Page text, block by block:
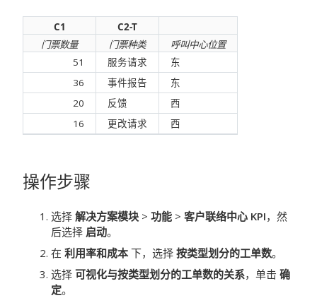
C1
C2-T
门票数量
门票种类
呼叫中心位置
51
服务请求
东
36
事件报告
东
20
反馈
西
16
更改请求 西
操作步骤
选择 解决方案模块 > 功能 > 客户联络中心 KPI，然
后选择 启动。
在 利用率和成本 下，选择 按类型划分的工单数。
选择 可视化与按类型划分的工单数的关系，单击 确
定。